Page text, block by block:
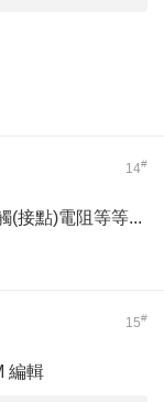
14#
(接點)電阻等等...
15#
編輯